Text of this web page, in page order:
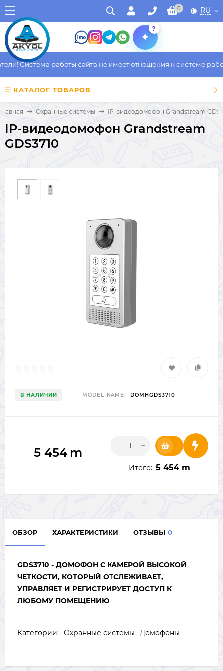
0 RU
?
Система работы сайта не имеет отношения к системе
КАТАЛОГ ТОВАРОВ
Охранные системы IP-видеодомофон Grandstream
IP-видеодомофон Grandstream
GDS3710
В НАЛИЧИИ MODEL-NAME: DOMHGDS3710
5 454 m - +
Итого: 5 454 m
ОБЗОР ХАРАКТЕРИСТИКИ ОТЗЫВЫ 0
GDS3710 - ДОМОФОН С КАМЕРОЙ ВЫСОКОЙ
ЧЕТКОСТИ, КОТОРЫЙ ОТСЛЕЖИВАЕТ,
УПРАВЛЯЕТ И РЕГИСТРИРУЕТ ДОСТУП К
ЛЮБОМУ ПОМЕЩЕНИЮ
Категории: Охранные системы Домофоны